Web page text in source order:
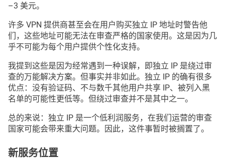
–3 美元。
许多 VPN 提供商甚至会在用户购买独立 IP 地址时警告他
们，这些地址可能无法在审查严格的国家使用。这是因为几
乎不可能为每个用户提供个性化支持。
我提到这些是因为经常遇到一种误解，即独立 IP 是绕过审
查的万能解决方案。但事实并非如此。独立 IP 的确有很多
优点：没有验证码、不与数千其他用户共享 IP、被列入黑
名单的可能性更低等。但绕过审查并不是其中之一。
总的来说：独立 IP 是一个低利润服务，在我们运营的审查
国家可能会带来重大问题。因此，这件事暂时被搁置了。
新服务位置